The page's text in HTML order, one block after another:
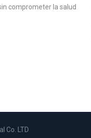
comprometer la salud
Co. LTD